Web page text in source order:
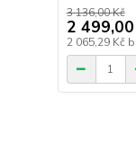
3 136,00 Kč
2 499,00
2 065,29 Kč